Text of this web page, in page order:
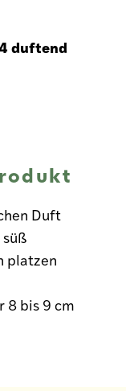
duftend
Duft
platzen
8 bis 9 cm